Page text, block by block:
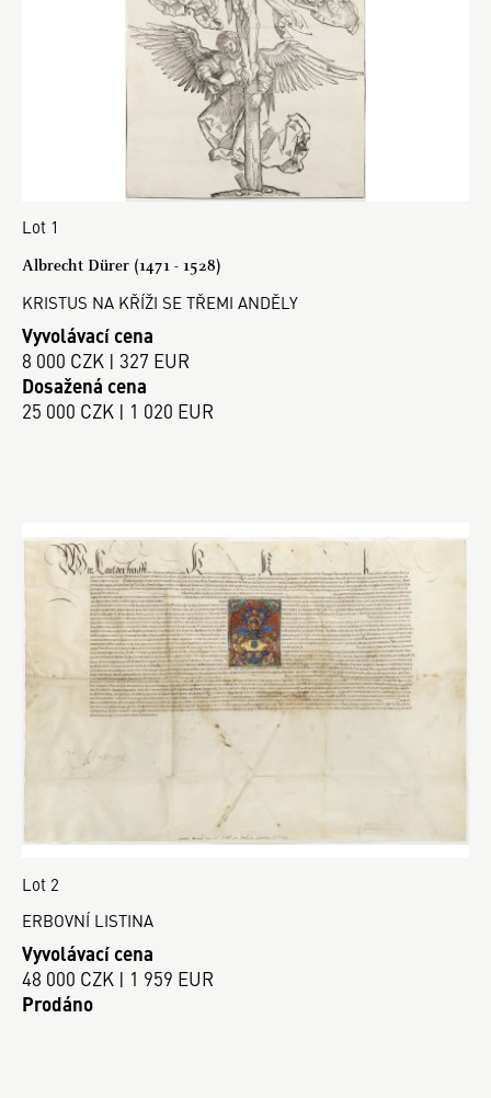
Lot 1
Albrecht Dürer (1471 - 1528)
KRISTUS NA KŘÍŽI SE TŘEMI ANDĚLY
Vyvolávací cena
8 000 CZK | 327 EUR
Dosažená cena
25 000 CZK | 1 020 EUR
Lot 2
ERBOVNÍ LISTINA
Vyvolávací cena
48 000 CZK | 1 959 EUR
Prodáno